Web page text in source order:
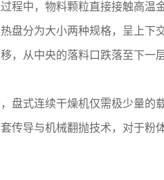
程中，物料颗粒直接接触高温
盘分为大小两种规格，呈上
，从中央的落料口跌落至下
盘式连续干燥机仅需极少量
传导与机械翻抛技术，对于粉